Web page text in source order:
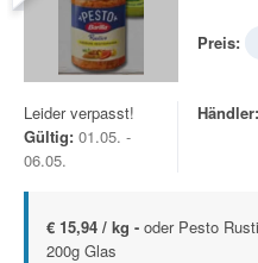
Preis:
Leider verpasst!
Gültig: 01.05. -
06.05.
Händler:
€ 15,94 / kg - oder Pesto
200g Glas